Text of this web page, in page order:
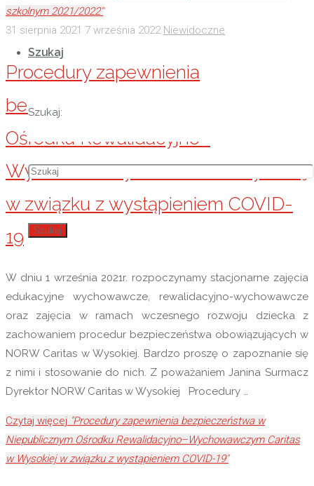
Szukaj
Szukaj:
Szukaj
szkolnym 2021/2022"
31 sierpnia 2021 7 września 2022 Niewidoczne
Procedury zapewnienia
bezpieczeństwa w Niepublicznym
Ośrodku Rewalidacyjno–
Wychowawczym Caritas w Wysokiej
w związku z wystąpieniem COVID-
19
W dniu 1 września 2021r. rozpoczynamy stacjonarne zajęcia
edukacyjne wychowawcze, rewalidacyjno-wychowawcze
oraz zajęcia w ramach wczesnego rozwoju dziecka z
zachowaniem procedur bezpieczeństwa obowiązujących w
NORW Caritas w Wysokiej. Bardzo proszę o zapoznanie się
z nimi i stosowanie do nich. Z poważaniem Janina Surmacz
Dyrektor NORW Caritas w Wysokiej Procedury …
Czytaj więcej "Procedury zapewnienia bezpieczeństwa w
Niepublicznym Ośrodku Rewalidacyjno–Wychowawczym Caritas
w Wysokiej w związku z wystąpieniem COVID-19"